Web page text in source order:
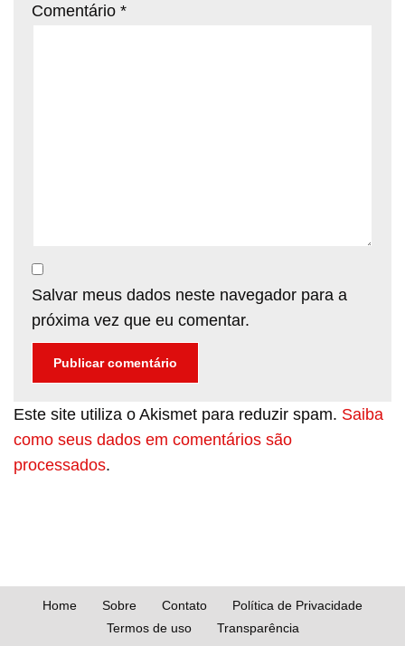
Comentário *
Salvar meus dados neste navegador para a
próxima vez que eu comentar.
Este site utiliza o Akismet para reduzir spam. Saiba
como seus dados em comentários são
processados.
Home Sobre Contato
Política de Privacidade
Termos de uso
Transparência